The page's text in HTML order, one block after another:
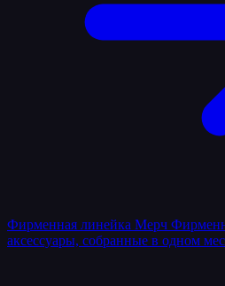
Фирменная линейка Мерч
аксессуары, собранные в одном